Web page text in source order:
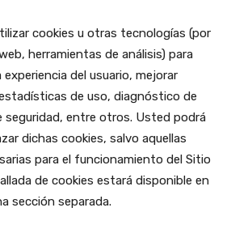
cookies u otras tecnologías (por
herramientas de análisis) para
experiencia del usuario, mejorar
de uso, diagnóstico de
seguridad, entre otros. Usted podrá
dichas cookies, salvo aquellas
para el funcionamiento del Sitio
de cookies estará disponible en
sección separada.